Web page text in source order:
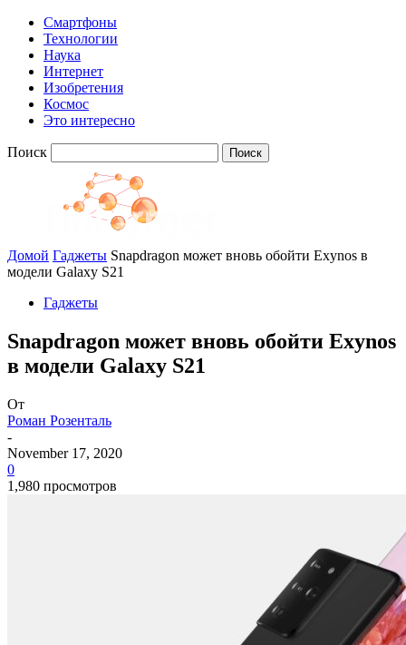
Смартфоны
Технологии
Наука
Интернет
Изобретения
Космос
Это интересно
Поиск
Домой Гаджеты Snapdragon может вновь обойти Exynos в
модели Galaxy S21
Гаджеты
Snapdragon может вновь обойти Exynos
в модели Galaxy S21
От
Роман Розенталь
-
November 17, 2020
0
1,980 просмотров